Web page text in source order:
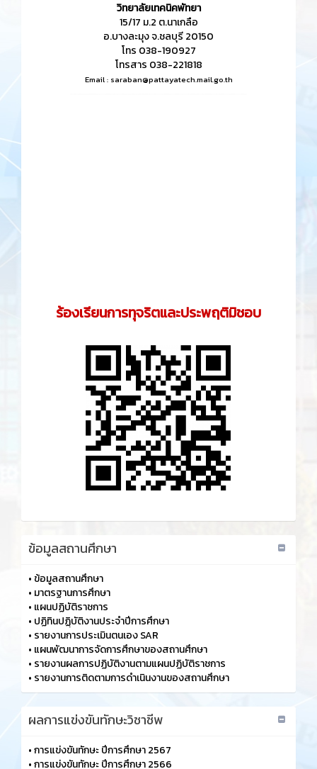
วิทยาลัยเทคนิคพัทยา
15/17 ม.2 ต.นาเกลือ
อ.บางละมุง จ.ชลบุรี 20150
โทร 038-190927
โทรสาร 038-221818
Email : saraban@pattayatech.mail.go.th
ร้องเรียนการทุจริตและประพฤติมิชอบ
ข้อมูลสถานศึกษา
• ข้อมูลสถานศึกษา
• มาตรฐานการศึกษา
• แผนปฏิบัติราชการ
• ปฏิทินปฏฺิบัติงานประจำปีการศึกษา
• รายงานการประเมินตนเอง SAR
• แผนพัฒนาการจัดการศึกษาของสถานศึกษา
• รายงานผลการปฏิบัติงานตามแผนปฏิบัติราชการ
• รายงานการติดตามการดำเนินงานของสถานศึกษา
ผลการแข่งขันทักษะวิชาชีพ
•การแข่งขันทักษะ ปีการศึกษา 2567
•การแข่งขันทักษะ ปีการศึกษา 2566